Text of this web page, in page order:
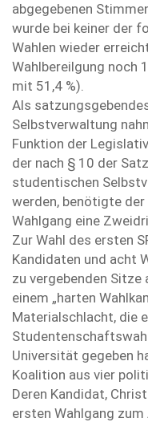
abgegebenen
wurde bei keiner der
Wahlen wieder
Wahlbereilgung noch
mit 51,4 %).
Als
Selbstverwaltung
Funktion der
der nach § 10 der
studentischen
werden, benötigte
Wahlgang eine
Zur Wahl des ersten
Kandidaten und acht
zu vergebenden Sitze
einem „harten
Materialschlacht, die
Universität gegeben
Koalition aus vier
Deren Kandidat,
ersten Wahlgang